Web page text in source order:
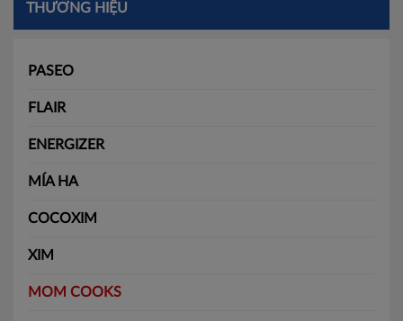
THƯƠNG HIỆU
PASEO
FLAIR
ENERGIZER
MÍA HA
COCOXIM
XIM
MOM COOKS